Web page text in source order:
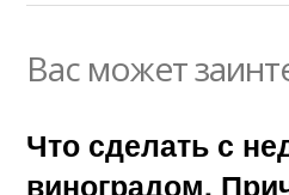
Вас может
Что сделать с
виноградом.